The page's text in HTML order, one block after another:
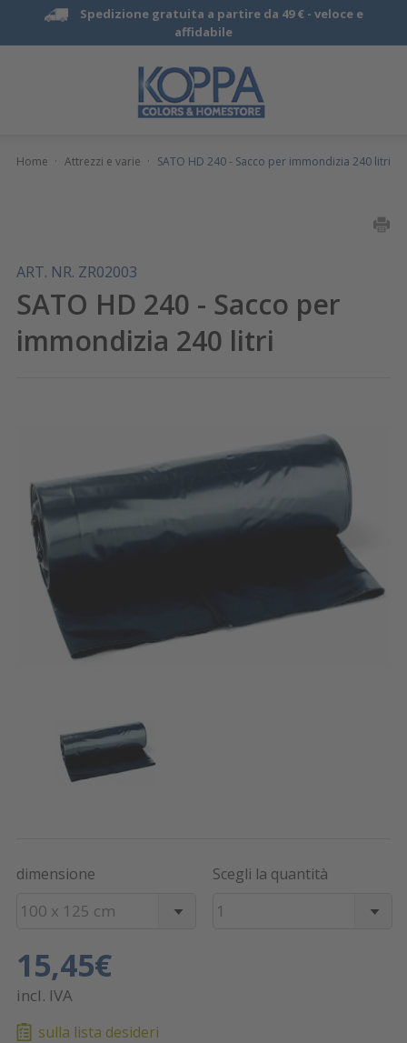
Spedizione gratuita a partire da 49 € - veloce e
affidabile
Home · Attrezzi e varie · SATO HD 240 - Sacco per immondizia 240 litri
ART. NR. ZR02003
SATO HD 240 - Sacco per
immondizia 240 litri
dimensione
100 x 125 cm
Scegli la quantità
1
15,45€
incl. IVA
sulla lista desideri